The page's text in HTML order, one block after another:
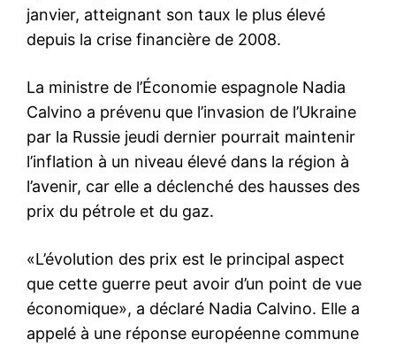
janvier, atteignant son taux le plus élevé
depuis la crise financière de 2008.
La ministre de l’Économie espagnole Nadia
Calvino a prévenu que l’invasion de l’Ukraine
par la Russie jeudi dernier pourrait maintenir
l’inflation à un niveau élevé dans la région à
l’avenir, car elle a déclenché des hausses des
prix du pétrole et du gaz.
«L’évolution des prix est le principal aspect
que cette guerre peut avoir d’un point de vue
économique», a déclaré Nadia Calvino. Elle a
appelé à une réponse européenne commune